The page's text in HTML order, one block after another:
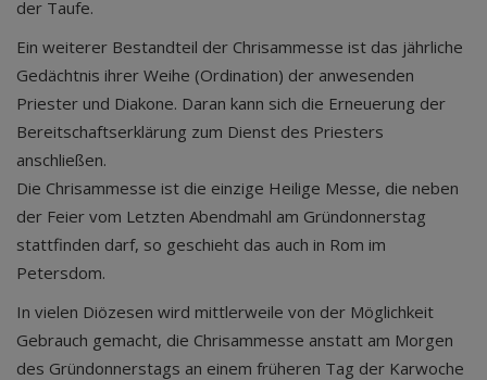
der Taufe.
Ein weiterer Bestandteil der Chrisammesse ist das jährliche
Gedächtnis ihrer Weihe (Ordination) der anwesenden
Priester und Diakone. Daran kann sich die Erneuerung der
Bereitschaftserklärung zum Dienst des Priesters
anschließen.
Die Chrisammesse ist die einzige Heilige Messe, die neben
der Feier vom Letzten Abendmahl am Gründonnerstag
stattfinden darf, so geschieht das auch in Rom im
Petersdom.
In vielen Diözesen wird mittlerweile von der Möglichkeit
Gebrauch gemacht, die Chrisammesse anstatt am Morgen
des Gründonnerstags an einem früheren Tag der Karwoche